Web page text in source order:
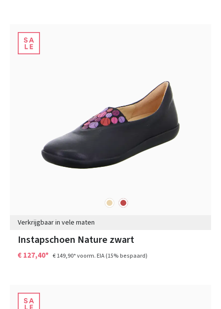
beigerood
Verkrijgbaar in vele maten
Instapschoen Nature zwart
€ 127,40* € 149,90*voorm. EIA(15% bespaard)